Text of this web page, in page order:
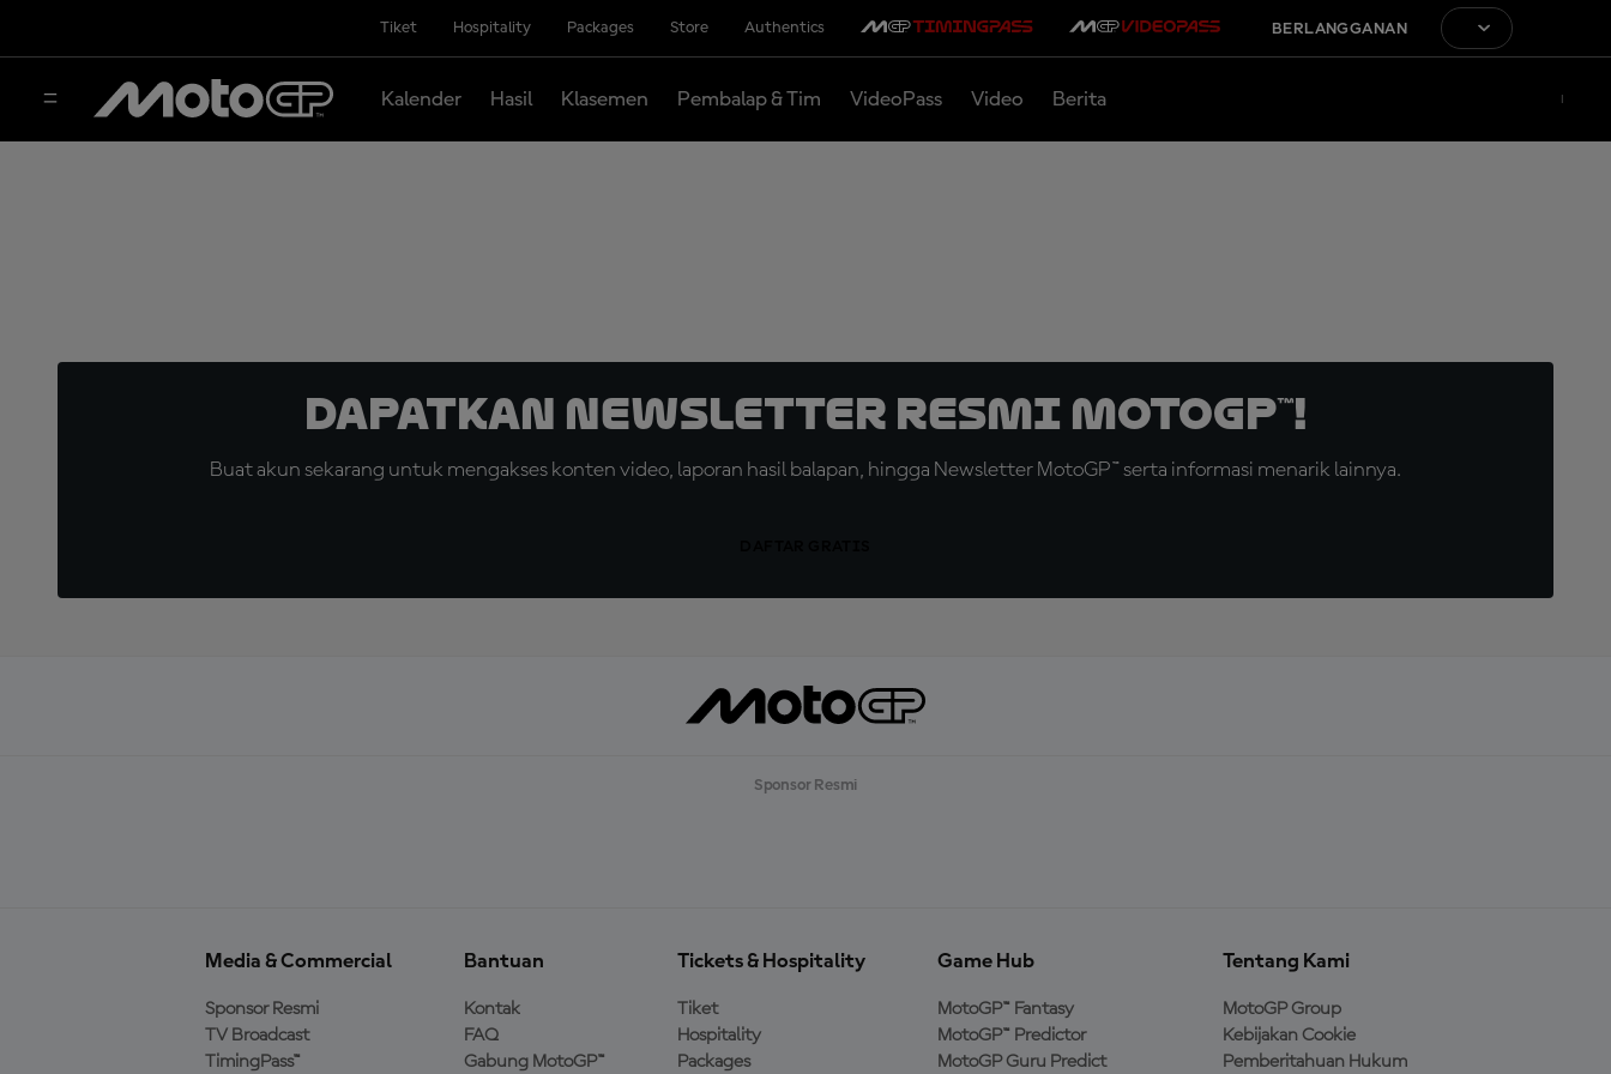
Tiket Hospitality Packages Store Authentics BERLANGGANAN
Kalender Hasil Klasemen Pembalap & Tim VideoPass Video Berita
Dapatkan Newsletter Resmi MotoGP™!
Buat akun sekarang untuk mengakses konten video, laporan hasil balapan, hingga Newsletter MotoGP™ serta informasi menarik lainnya.
Sponsor Resmi
Media & Commercial
Sponsor Resmi
TV Broadcast
TimingPass™
Bantuan
Kontak
FAQ
Gabung MotoGP™
Tickets & Hospitality
Tiket
Hospitality
Packages
Game Hub
MotoGP™ Fantasy
MotoGP™ Predictor
MotoGP Guru Predict
Tentang Kami
MotoGP Group
Kebijakan Cookie
Pemberitahuan Hukum